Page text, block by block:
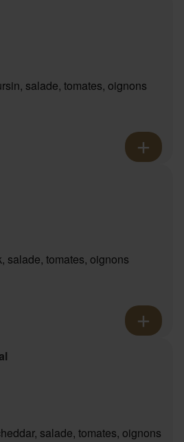
salade, tomates, oignons
salade, tomates, oignons
salade, tomates, oignons